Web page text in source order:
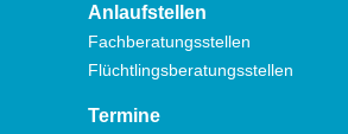
Anlaufstellen
Fachberatungsstellen
Flüchtlingsberatungsstellen
Termine